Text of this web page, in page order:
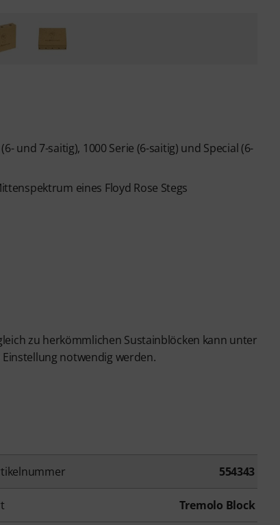
und 7-saitig), 1000 Serie (6-saitig) und Special (6-
eines Floyd Rose Stegs
zu herkömmlichen Sustainblöcken kann unter
notwendig werden.
554343
Tremolo Block